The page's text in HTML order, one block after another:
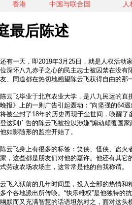
香港 中国与联合国 人
最后陈述
还有一天，即2019年3月25日，就是人权活动
位深怀八九赤子之心的民主志士被囚禁在没有
友、同道都在热切地翘望陈云飞获得自由的那
陈云飞毕业于北京农业大学，是八九民运的直
晚报》上的一则广告引起轰动：“向坚强的64
将被尘封了18年的历史再现于尘世间，唤醒
登这则广告的陈云飞被控以涉嫌“煽动颠覆国
他如影随形的监控开始了。
陈云飞身上有很多的标签：笑侠、怪侠、盗火
家，这些都是朋友们对他的嘉许。他还有其它
式劳改农场农场主，这常常是他的自我称谓。
云飞入狱前的几年时间里，投入全部的热情和
多个各地派出所传唤。“快乐维权”是他独特的
幽默而又充满智慧的话语坦然对之，面对这头